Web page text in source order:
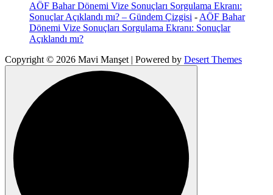
AÖF Bahar Dönemi Vize Sonuçları Sorgulama Ekranı:
Sonuçlar Açıklandı mı? – Gündem Çizgisi - AÖF Bahar
Dönemi Vize Sonuçları Sorgulama Ekranı: Sonuçlar
Açıklandı mı?
Copyright © 2026 Mavi Manşet | Powered by Desert Themes